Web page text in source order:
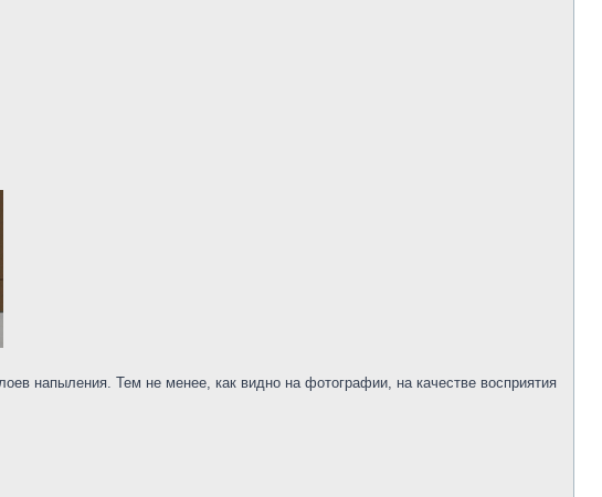
напыления. Тем не менее, как видно на фотографии, на качестве восприятия